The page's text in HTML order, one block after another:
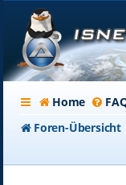
Home
Foren-Übersicht